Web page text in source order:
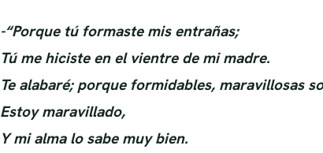
-“Porque tú formaste mis entrañas;
Tú me hiciste en el vientre de mi madre.
Te alabaré; porque formidables, maravillosas
Estoy maravillado,
Y mi alma lo sabe muy bien.